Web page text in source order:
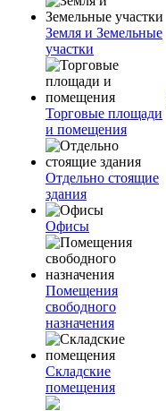
Земля и Земельные
участки
Торговые площади
и помещения
Отдельно стоящие
здания
Офисы
Помещения
свободного
назначения
Складские
помещения